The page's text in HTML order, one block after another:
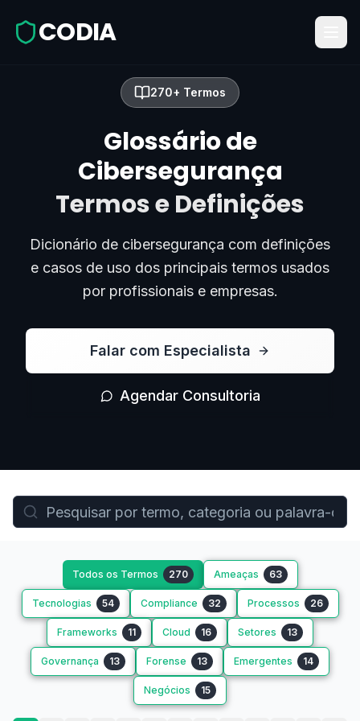
CODIA
270+ Termos
Glossário de
Cibersegurança
Termos e Definições
Dicionário de cibersegurança com definições
e casos de uso dos principais termos usados
por profissionais e empresas.
Falar com Especialista
Agendar Consultoria
Todos os Termos 270 Ameaças 63
Tecnologias 54 Compliance 32 Processos 26
Frameworks 11 Cloud 16 Setores 13
Governança 13 Forense 13 Emergentes 14
Negócios 15